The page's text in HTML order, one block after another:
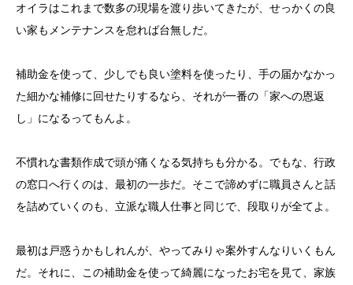
オイラはこれまで数多の現場を渡り歩いてきたが、せっかくの良
い家もメンテナンスを怠れば台無しだ。
補助金を使って、少しでも良い塗料を使ったり、手の届かなかっ
た細かな補修に回せたりするなら、それが一番の「家への恩返
し」になるってもんよ。
不慣れな書類作成で頭が痛くなる気持ちも分かる。でもな、行政
の窓口へ行くのは、最初の一歩だ。そこで諦めずに職員さんと話
を詰めていくのも、立派な職人仕事と同じで、段取りが全てよ。
最初は戸惑うかもしれんが、やってみりゃ案外すんなりいくもん
だ。それに、この補助金を使って綺麗になったお宅を見て、家族